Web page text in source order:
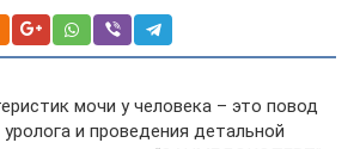
мочи у человека – это повод
и проведения детальной